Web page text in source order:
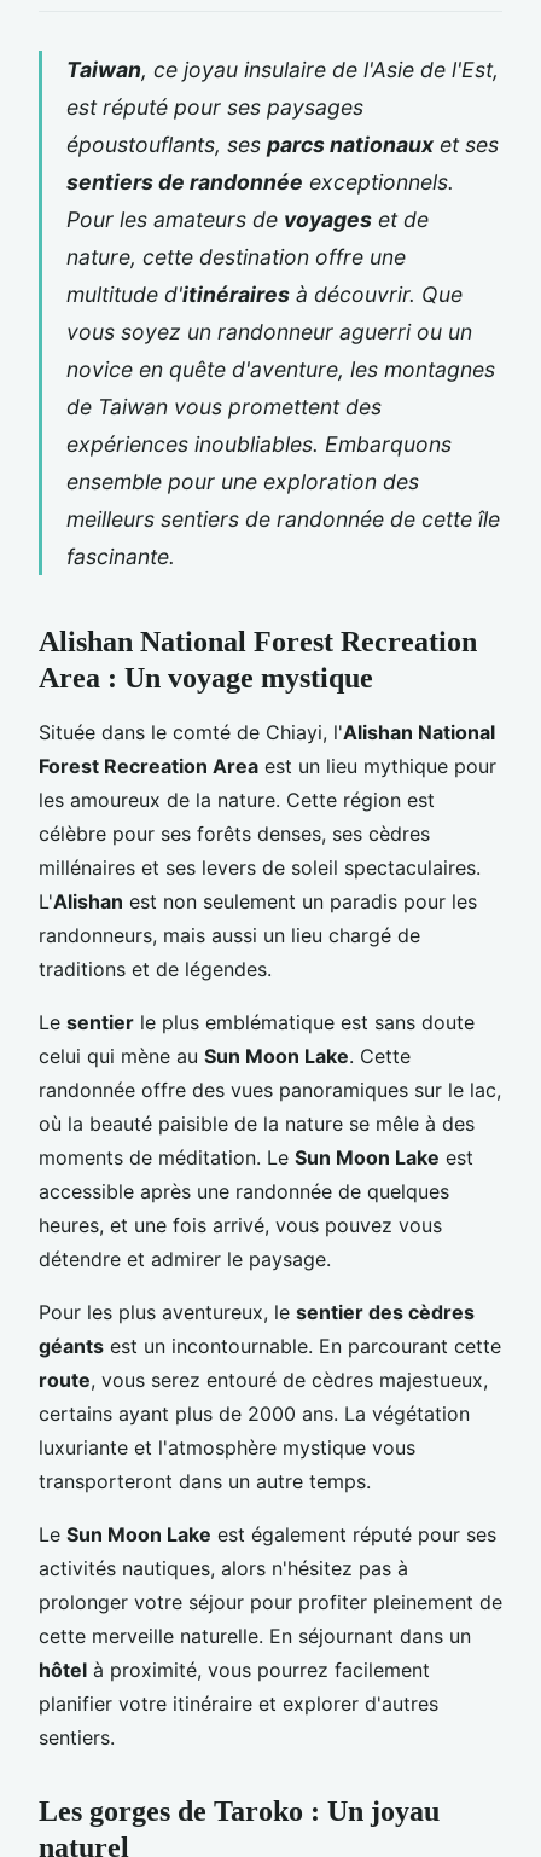
Taiwan, ce joyau insulaire de l'Asie de l'Est,
est réputé pour ses paysages
époustouflants, ses parcs nationaux et ses
sentiers de randonnée exceptionnels.
Pour les amateurs de voyages et de
nature, cette destination offre une
multitude d'itinéraires à découvrir. Que
vous soyez un randonneur aguerri ou un
novice en quête d'aventure, les montagnes
de Taiwan vous promettent des
expériences inoubliables. Embarquons
ensemble pour une exploration des
meilleurs sentiers de randonnée de cette île
fascinante.
Alishan National Forest Recreation
Area : Un voyage mystique
Située dans le comté de Chiayi, l'Alishan National
Forest Recreation Area est un lieu mythique pour
les amoureux de la nature. Cette région est
célèbre pour ses forêts denses, ses cèdres
millénaires et ses levers de soleil spectaculaires.
L'Alishan est non seulement un paradis pour les
randonneurs, mais aussi un lieu chargé de
traditions et de légendes.
Le sentier le plus emblématique est sans doute
celui qui mène au Sun Moon Lake. Cette
randonnée offre des vues panoramiques sur le lac,
où la beauté paisible de la nature se mêle à des
moments de méditation. Le Sun Moon Lake est
accessible après une randonnée de quelques
heures, et une fois arrivé, vous pouvez vous
détendre et admirer le paysage.
Pour les plus aventureux, le sentier des cèdres
géants est un incontournable. En parcourant cette
route, vous serez entouré de cèdres majestueux,
certains ayant plus de 2000 ans. La végétation
luxuriante et l'atmosphère mystique vous
transporteront dans un autre temps.
Le Sun Moon Lake est également réputé pour ses
activités nautiques, alors n'hésitez pas à
prolonger votre séjour pour profiter pleinement de
cette merveille naturelle. En séjournant dans un
hôtel à proximité, vous pourrez facilement
planifier votre itinéraire et explorer d'autres
sentiers.
Les gorges de Taroko : Un joyau
naturel